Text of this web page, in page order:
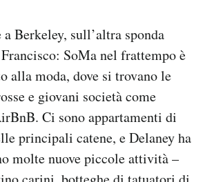
Berkeley, sull’altra sponda
SoMa nel frattempo è
alla moda, dove si trovano le
e giovani società come
Ci sono appartamenti di
principali catene, e Delaney ha
molte nuove piccole attività –